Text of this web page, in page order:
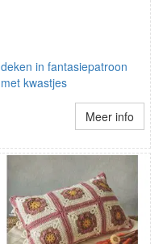
deken in fantasiepatroon
met kwastjes
Meer info